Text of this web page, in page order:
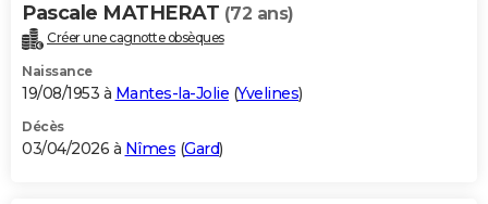
Alimentation
Guide de la santé
Maladies
Médicaments
Sommeil
VOYAGE
Destinations
City break
Voyage nature
Voyage de noces
Forum
Climat
+PHOTO
GUIDES D'ACHAT
BONS PLANS
Pascale MATHERAT (72 ans)
Créer une cagnotte obsèques
Naissance
19/08/1953 à Mantes-la-Jolie (Yvelines)
Décès
03/04/2026 à Nîmes (Gard)